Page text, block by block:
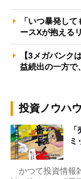
「いつ暴発し
ースXが抱える
【3メガバンク
益続出の一方
投資ノウハ
ミ
かつて投資情報